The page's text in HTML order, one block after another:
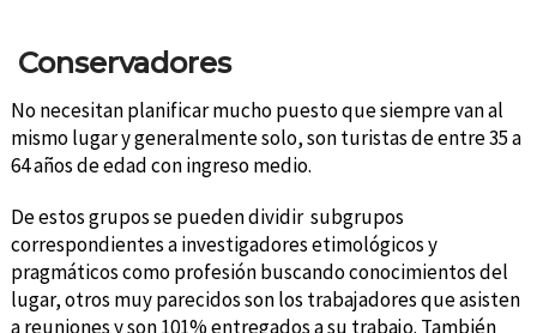
Conservadores
No necesitan planificar mucho puesto que siempre van al
mismo lugar y generalmente solo, son turistas de entre 35 a
64 años de edad con ingreso medio.
De estos grupos se pueden dividir subgrupos
correspondientes a investigadores etimológicos y
pragmáticos como profesión buscando conocimientos del
lugar, otros muy parecidos son los trabajadores que asisten
a reuniones y son 101% entregados a su trabajo. También